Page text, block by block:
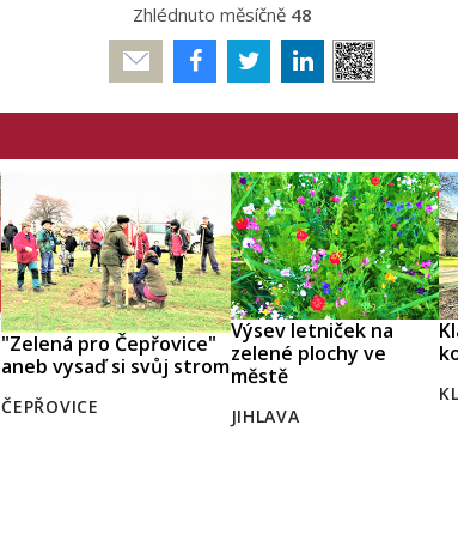
Zhlédnuto měsíčně 48
Poslat
"Zelená pro Čepřovice"
aneb vysaď si svůj strom
ČEPŘOVICE
Výsev letniček na
zelené plochy ve
městě
JIHLAVA